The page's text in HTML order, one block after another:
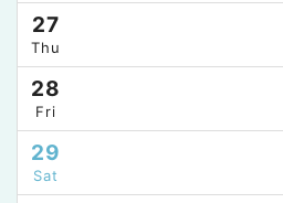
27
Thu
28
Fri
29
Sat